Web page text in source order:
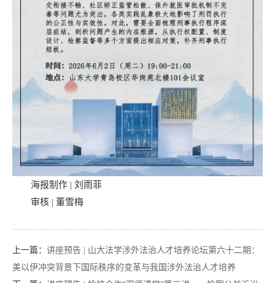
海报制作 | 刘雨菲
审核 | 董雪梅
上一篇： 讲座预告 | 山大法学涉外法治人才培养论坛第六十二期：
美以伊冲突背景下国际秩序的变革与我国涉外法治人才培养